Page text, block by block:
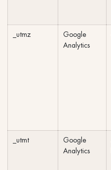
_utmz
Google
Analytics
_utmt
Google
Analytics